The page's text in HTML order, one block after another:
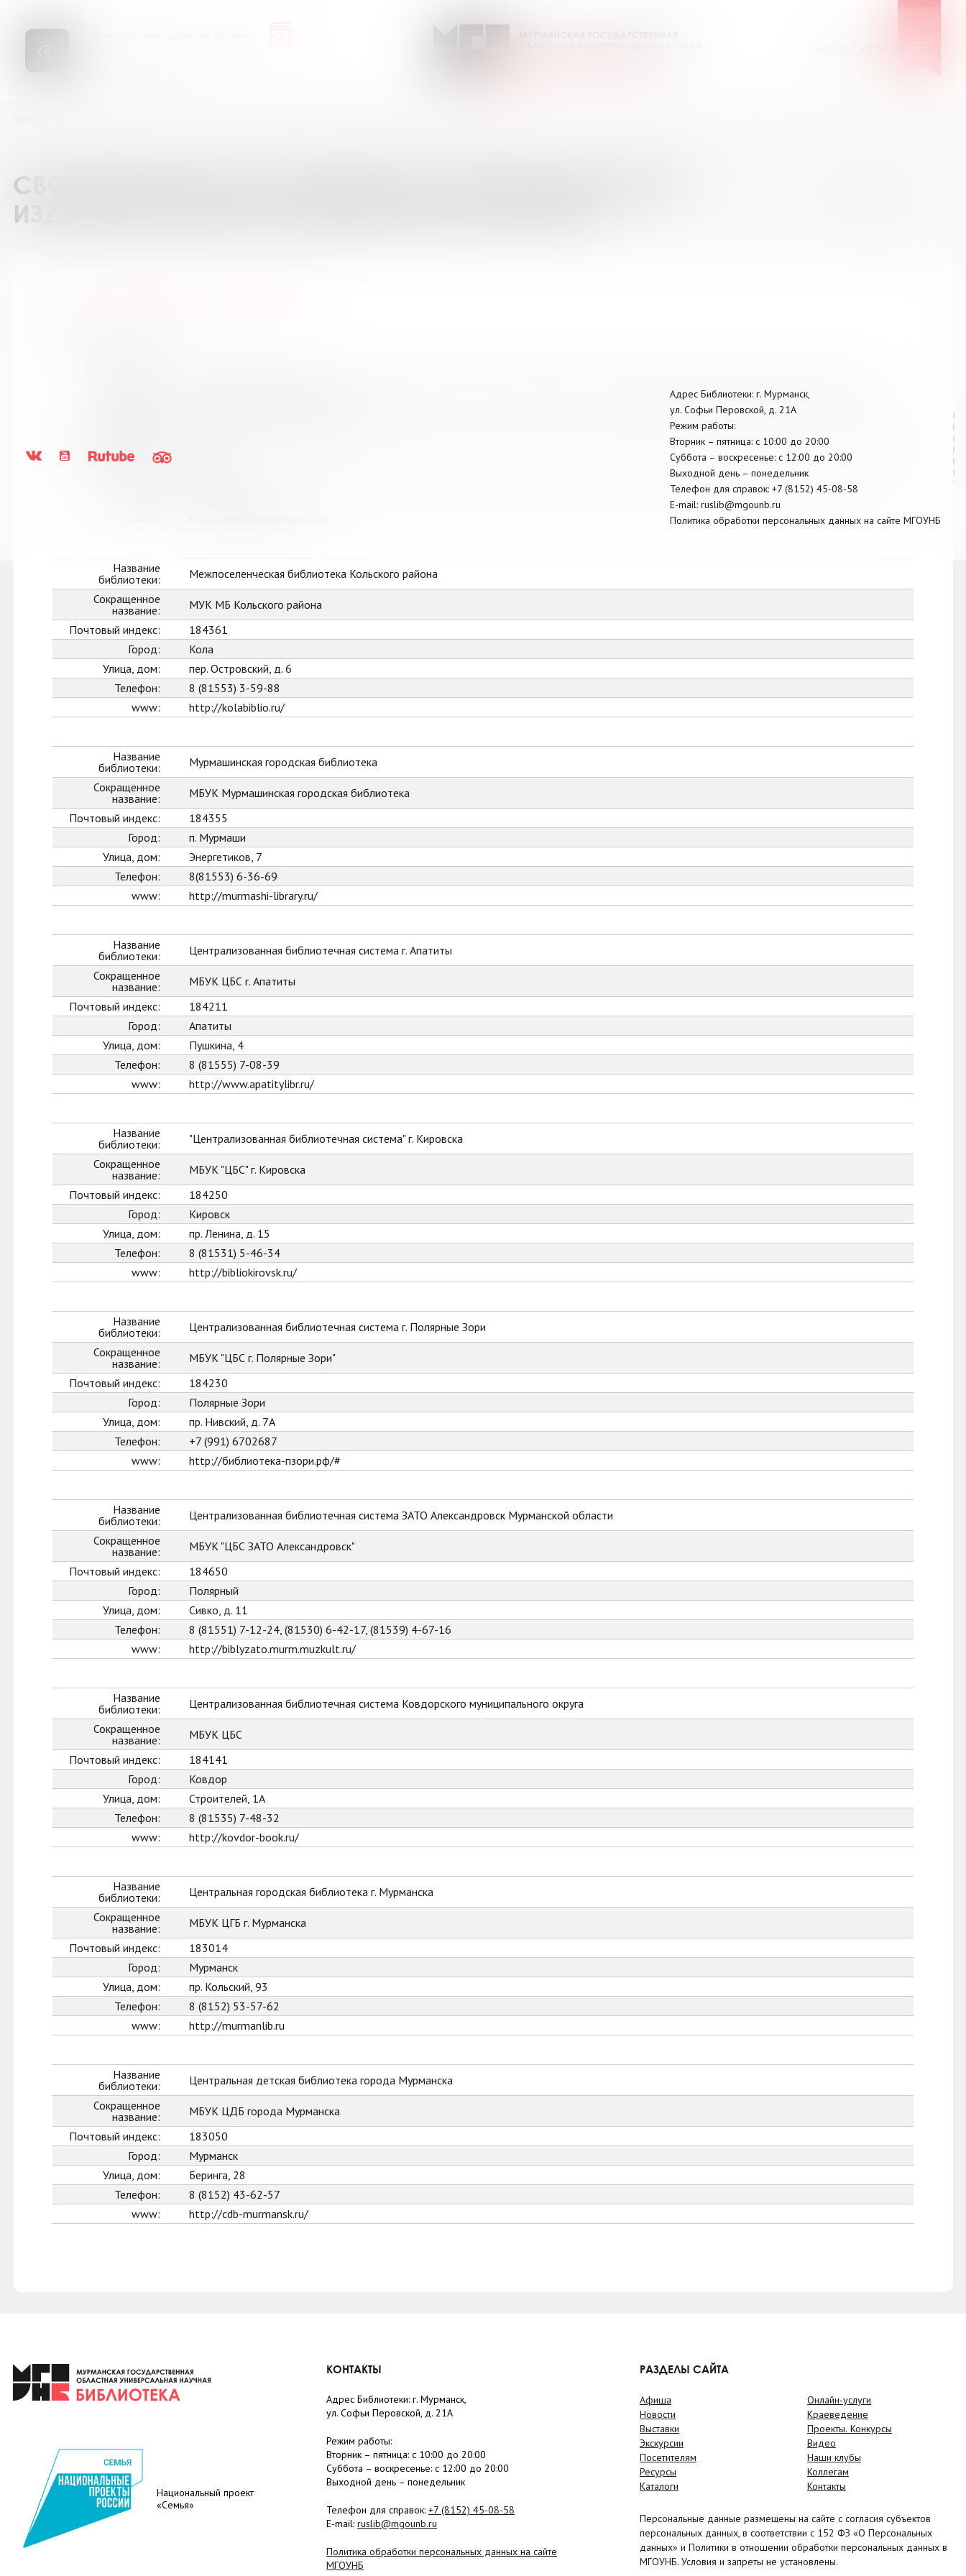
Адрес Библиотеки: г. Мурманск,
ул. Софьи Перовской, д. 21А
Режим работы:
Вторник – пятница: с 10:00 до 20:00
Суббота – воскресенье: c 12:00 до 20:00
Выходной день – понедельник
Телефон для справок: +7 (8152) 45-08-58
E-mail: ruslib@mgounb.ru
Политика обработки персональных данных на сайте МГОУНБ
СВОДНЫЙ КАТАЛОГ ПОДПИСКИ НА ПЕРИОДИЧЕСКИЕ
ИЗДАНИЯ БИБЛИОТЕК МУРМАНСКОЙ ОБЛАСТИ
Город:
Название
библиотеки:
Межпоселенческая библиотека Кольского района
Сокращенное
название:
МУК МБ Кольского района
Почтовый индекс:
184361
Город:
Кола
Улица, дом:
пер. Островский, д. 6
Телефон:
8 (81553) 3-59-88
www:
http://kolabiblio.ru/
Название
библиотеки:
Мурмашинская городская библиотека
Сокращенное
название:
МБУК Мурмашинская городская библиотека
Почтовый индекс:
184355
Город:
п. Мурмаши
Улица, дом:
Энергетиков, 7
Телефон:
8(81553) 6-36-69
www:
http://murmashi-library.ru/
Название
библиотеки:
Централизованная библиотечная система г. Апатиты
Сокращенное
название:
МБУК ЦБС г. Апатиты
Почтовый индекс:
184211
Город:
Апатиты
Улица, дом:
Пушкина, 4
Телефон:
8 (81555) 7-08-39
www:
http://www.apatitylibr.ru/
Название
библиотеки:
"Централизованная библиотечная система" г. Кировска
Сокращенное
название:
МБУК "ЦБС" г. Кировска
Почтовый индекс:
184250
Город:
Кировск
Улица, дом:
пр. Ленина, д. 15
Телефон:
8 (81531) 5-46-34
www:
http://bibliokirovsk.ru/
Название
библиотеки:
Централизованная библиотечная система г. Полярные Зори
Сокращенное
название:
МБУК "ЦБС г. Полярные Зори"
Почтовый индекс:
184230
Город:
Полярные Зори
Улица, дом:
пр. Нивский, д. 7А
Телефон:
+7 (991) 6702687
www:
http://библиотека-пзори.рф/#
Название
библиотеки:
Централизованная библиотечная система ЗАТО Александровск Мурманской области
Сокращенное
название:
МБУК "ЦБС ЗАТО Александровск"
Почтовый индекс:
184650
Город:
Полярный
Улица, дом:
Сивко, д. 11
Телефон:
8 (81551) 7-12-24, (81530) 6-42-17, (81539) 4-67-16
www:
http://biblyzato.murm.muzkult.ru/
Название
библиотеки:
Централизованная библиотечная система Ковдорского муниципального округа
Сокращенное
название:
МБУК ЦБС
Почтовый индекс:
184141
Город:
Ковдор
Улица, дом:
Строителей, 1А
Телефон:
8 (81535) 7-48-32
www:
http://kovdor-book.ru/
Название
библиотеки:
Центральная городская библиотека г. Мурманска
Сокращенное
название:
МБУК ЦГБ г. Мурманска
Почтовый индекс:
183014
Город:
Мурманск
Улица, дом:
пр. Кольский, 93
Телефон:
8 (8152) 53-57-62
www:
http://murmanlib.ru
Название
библиотеки:
Центральная детская библиотека города Мурманска
Сокращенное
название:
МБУК ЦДБ города Мурманска
Почтовый индекс:
183050
Город:
Мурманск
Улица, дом:
Беринга, 28
Телефон:
8 (8152) 43-62-57
www:
http://cdb-murmansk.ru/
Национальный проект
«Семья»
КОНТАКТЫ
Адрес Библиотеки: г. Мурманск,
ул. Софьи Перовской, д. 21А
Режим работы:
Вторник – пятница: с 10:00 до 20:00
Суббота – воскресенье: c 12:00 до 20:00
Выходной день – понедельник
Телефон для справок: +7 (8152) 45-08-58
E-mail: ruslib@mgounb.ru
Политика обработки персональных данных на сайте
МГОУНБ
РАЗДЕЛЫ САЙТА
Афиша
Новости
Выставки
Экскурсии
Посетителям
Ресурсы
Каталоги
Онлайн-услуги
Краеведение
Проекты. Конкурсы
Видео
Наши клубы
Коллегам
Контакты
Персональные данные размещены на сайте с согласия субъектов
персональных данных, в соответствии с 152 ФЗ «О Персональных
данных» и Политики в отношении обработки персональных данных в
МГОУНБ. Условия и запреты не установлены.